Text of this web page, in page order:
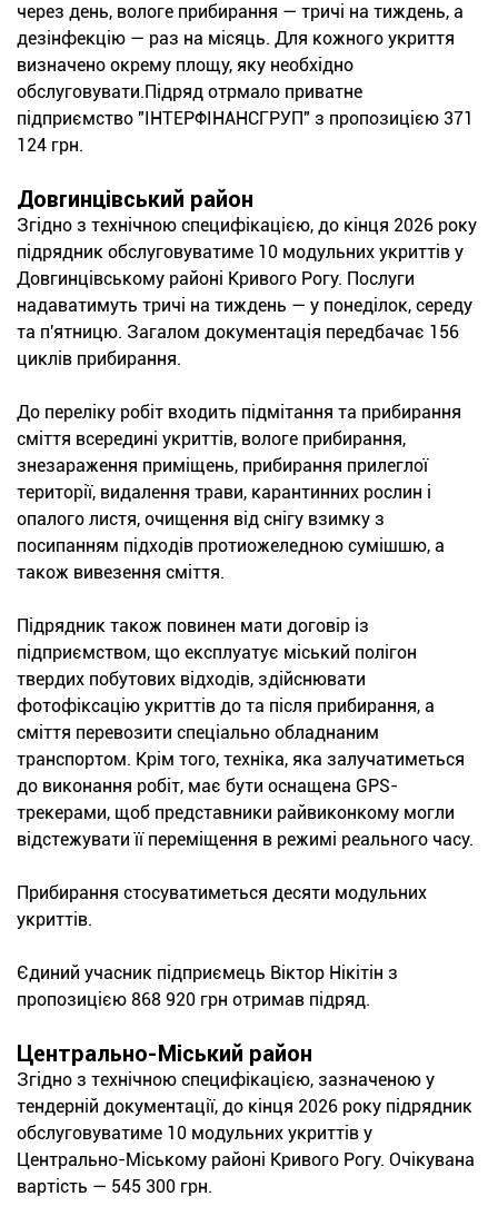
через день, вологе прибирання — тричі на тиждень, а
дезінфекцію — раз на місяць. Для кожного укриття
визначено окрему площу, яку необхідно
обслуговувати.Підряд отрмало приватне
підприємство "ІНТЕРФІНАНСГРУП" з пропозицією 371
124 грн.
Довгинцівський район
Згідно з технічною специфікацією, до кінця 2026 року
підрядник обслуговуватиме 10 модульних укриттів у
Довгинцівському районі Кривого Рогу. Послуги
надаватимуть тричі на тиждень — у понеділок, середу
та п'ятницю. Загалом документація передбачає 156
циклів прибирання.
До переліку робіт входить підмітання та прибирання
сміття всередині укриттів, вологе прибирання,
знезараження приміщень, прибирання прилеглої
території, видалення трави, карантинних рослин і
опалого листя, очищення від снігу взимку з
посипанням підходів протиожеледною сумішшю, а
також вивезення сміття.
Підрядник також повинен мати договір із
підприємством, що експлуатує міський полігон
твердих побутових відходів, здійснювати
фотофіксацію укриттів до та після прибирання, а
сміття перевозити спеціально обладнаним
транспортом. Крім того, техніка, яка залучатиметься
до виконання робіт, має бути оснащена GPS-
трекерами, щоб представники райвиконкому могли
відстежувати її переміщення в режимі реального часу.
Прибирання стосуватиметься десяти модульних
укриттів.
Єдиний учасник підприємець Віктор Нікітін з
пропозицією 868 920 грн отримав підряд.
Центрально-Міський район
Згідно з технічною специфікацією, зазначеною у
тендерній документації, до кінця 2026 року підрядник
обслуговуватиме 10 модульних укриттів у
Центрально-Міському районі Кривого Рогу. Очікувана
вартість — 545 300 грн.